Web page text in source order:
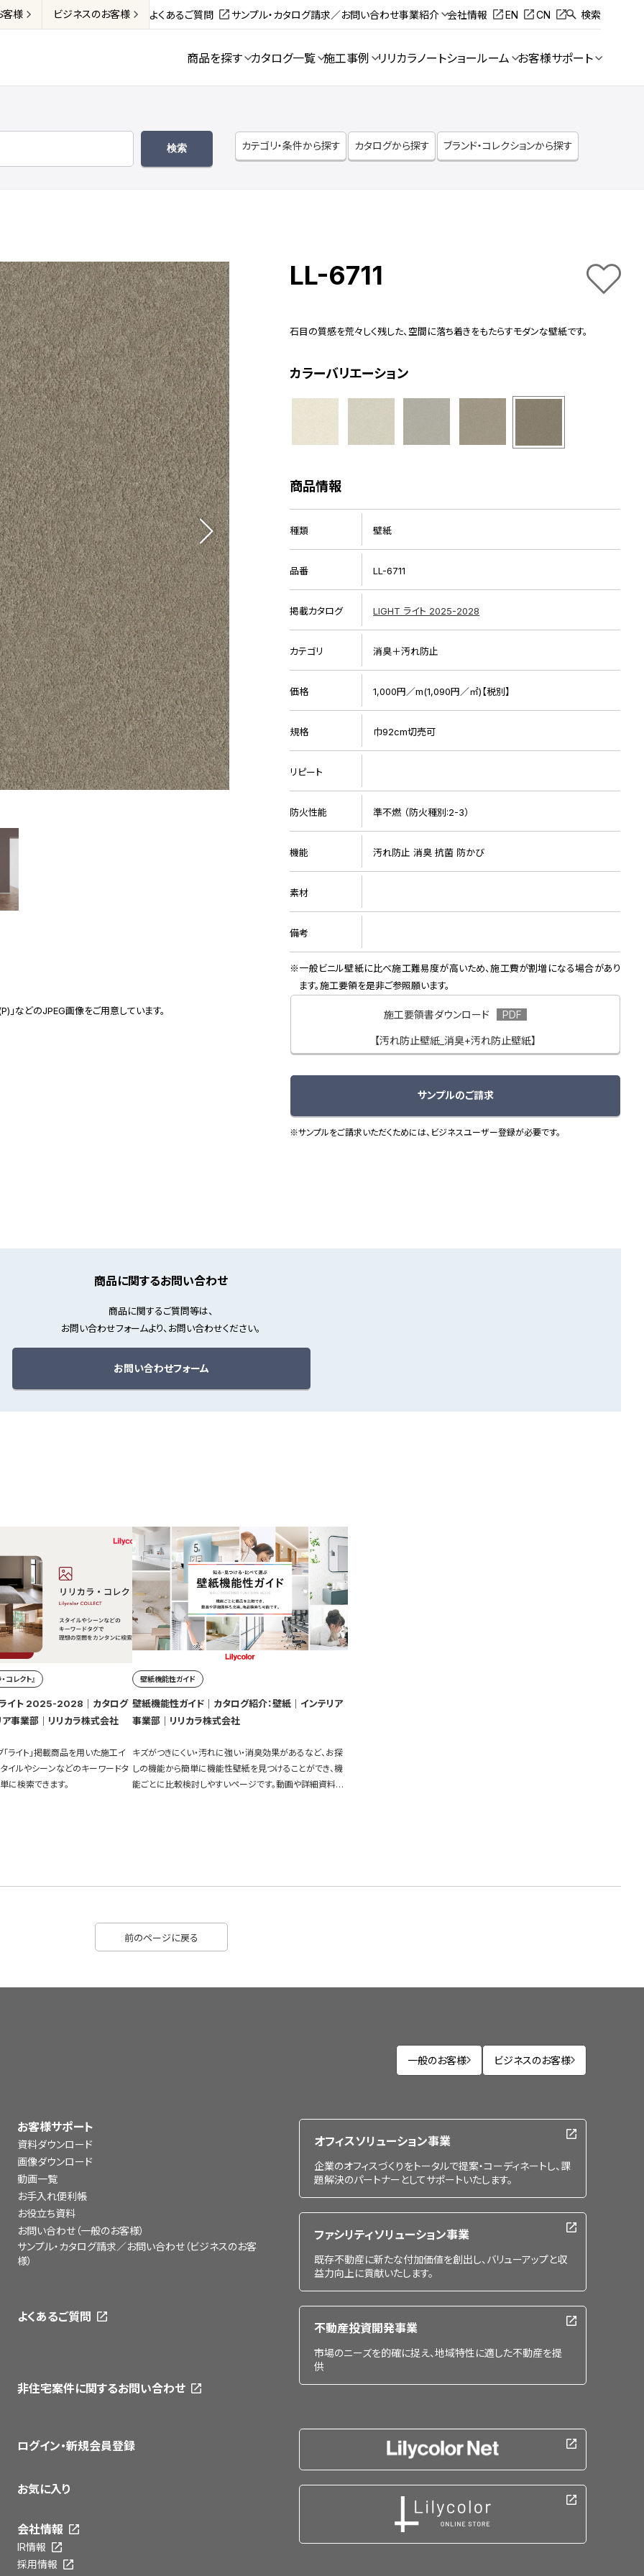
客様 ビジネスのお客様 よくあるご質問 サンプル・カタログ請求／お問い合わせ事業紹介 会社情報 EN CN 検索
商品を探す カタログ一覧 施工事例 リリカラノートショールーム お客様サポート
カテゴリ・条件から探す カタログから探す ブランド・コレクションから探す
」などのJPEG画像をご用意しています。
LL-6711
石目の質感を荒々しく残した、空間に落ち着きをもたらすモダンな壁紙です。
カラーバリエーション
商品情報
種類 壁紙
品番 LL-6711
掲載カタログ LIGHT ライト 2025-2028
カテゴリ 消臭＋汚れ防止
価格 1,000円／m(1,090円／㎡)【税別】
規格 巾92cm切売可
リピート
防火性能 準不燃 （防火種別:2-3）
機能 汚れ防止 消臭 抗菌 防かび
素材
備考
一般ビニル壁紙に比べ施工難易度が高いため、施工費が割増になる場合があり
ます。施工要領を是非ご参照願います。
施工要領書ダウンロード
【汚れ防止壁紙_消臭+汚れ防止壁紙】
サンプルのご請求
※サンプルをご請求いただくためには、ビジネスユーザー登録が必要です。
商品に関するお問い合わせ
商品に関するご質問等は、
お問い合わせフォームより、お問い合わせください。
お問い合わせフォーム
コレクト』
ライト 2025-2028｜カタログ
ア事業部｜リリカラ株式会社
ライト」掲載商品を用いた施工イ
イルやシーンなどのキーワードタ
に検索できます。
壁紙機能性ガイド
壁紙機能性ガイド｜カタログ紹介：壁紙｜インテリア
事業部｜リリカラ株式会社
キズがつきにくい・汚れに強い・消臭効果があるなど、お探
しの機能から簡単に機能性壁紙を見つけることができ、機
能ごとに比較検討しやすいページです。動画や詳細資料も
前のページに戻る
一般のお客様 ビジネスのお客様
お客様サポート
資料ダウンロード
画像ダウンロード
動画一覧
お手入れ便利帳
お役立ち資料
お問い合わせ（一般のお客様）
サンプル・カタログ請求／お問い合わせ（ビジネスのお客
様）
よくあるご質問
非住宅案件に関するお問い合わせ
ログイン・新規会員登録
お気に入り
会社情報
IR情報
採用情報
オフィスソリューション事業
企業のオフィスづくりをトータルで提案・コーディネートし、課
題解決のパートナーとしてサポートいたします。
ファシリティソリューション事業
既存不動産に新たな付加価値を創出し、バリューアップと収
益力向上に貢献いたします。
不動産投資開発事業
市場のニーズを的確に捉え、地域特性に適した不動産を提
供